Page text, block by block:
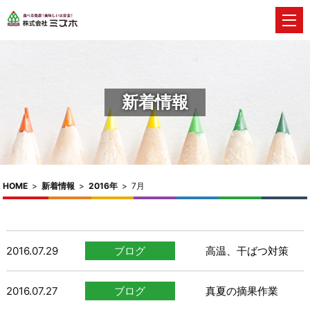
新着情報
HOME > 新着情報 > 2016年 > 7月
2016.07.29 ブログ 高温、干ばつ対策
2016.07.27 ブログ 真夏の摘果作業